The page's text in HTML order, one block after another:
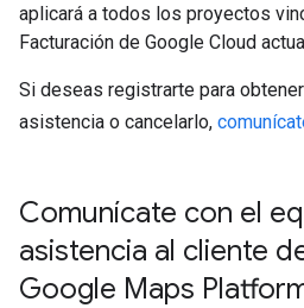
aplicará a todos los proyectos
Facturación de Google Cloud
Si deseas registrarte para
asistencia o cancelarlo,
Comunícate con el
asistencia al cliente
Google Maps